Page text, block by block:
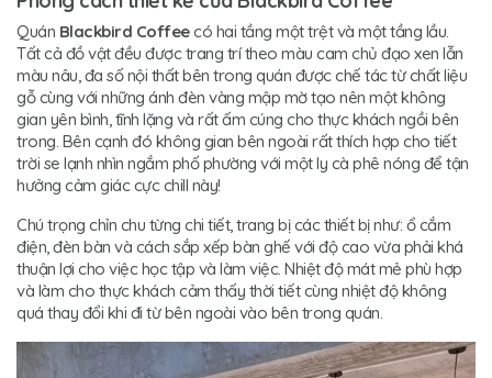
Quán Blackbird Coffeecó hai tầng một trệt và một tầng lầu.
Tất cả đồ vật đều được trang trí theo màu cam chủ đạo xen lẫn
màu nâu, đa số nội thất bên trong quán được chế tác từ chất liệu
gỗ cùng với những ánh đèn vàng mập mờ tạo nên một không
gian yên bình, tĩnh lặng và rất ấm cúng cho thực khách ngồi bên
trong. Bên cạnh đó không gian bên ngoài rất thích hợp cho tiết
trời se lạnh nhìn ngắm phố phường với một ly cà phê nóng để tận
hưởng cảm giác cực chill này!
Chú trọng chỉn chu từng chi tiết, trang bị các thiết bị như: ổ cắm
điện, đèn bàn và cách sắp xếp bàn ghế với độ cao vừa phải khá
thuận lợi cho việc học tập và làm việc. Nhiệt độ mát mẻ phù hợp
và làm cho thực khách cảm thấy thời tiết cùng nhiệt độ không
quá thay đổi khi đi từ bên ngoài vào bên trong quán.